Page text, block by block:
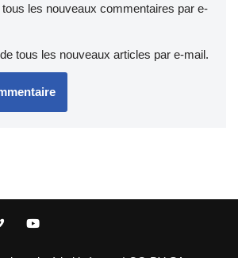
les nouveaux commentaires par e-
tous les nouveaux articles par e-mail.